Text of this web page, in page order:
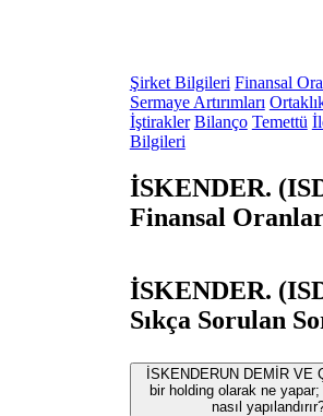
Şirket Bilgileri Finansal
Sermaye Artırımları
İştirakler Bilanço Temettü
Bilgileri
İSKENDER.
Finansal
İSKENDER.
Sıkça Sorulan
İSKENDERUN DEMİR VE
bir holding olarak ne
nasıl